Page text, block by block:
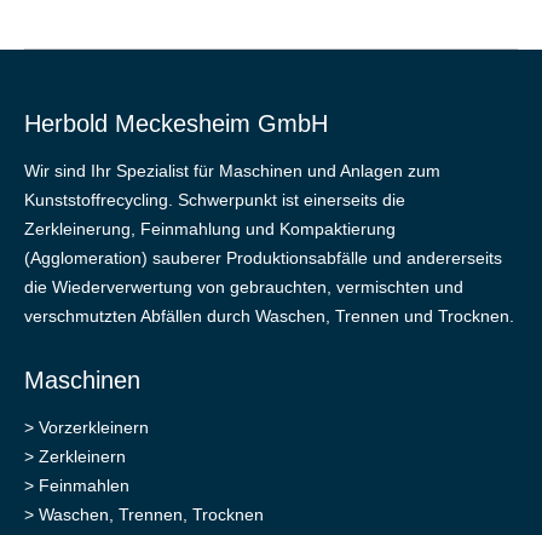
Herbold Meckesheim GmbH
Wir sind Ihr Spezialist für Maschinen und Anlagen zum
Kunststoffrecycling. Schwerpunkt ist einerseits die
Zerkleinerung, Feinmahlung und Kompaktierung
(Agglomeration) sauberer Produktionsabfälle und andererseits
die Wiederverwertung von gebrauchten, vermischten und
verschmutzten Abfällen durch Waschen, Trennen und Trocknen.
Maschinen
> Vorzerkleinern
> Zerkleinern
> Feinmahlen
> Waschen, Trennen, Trocknen